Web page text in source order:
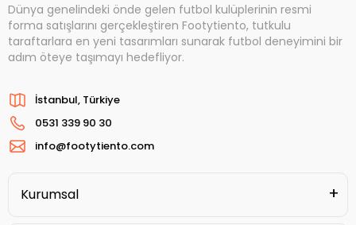
Dünya genelindeki önde gelen futbol kulüplerinin resmi
forma satışlarını gerçekleştiren Footytiento, tutkulu
taraftarlara en yeni tasarımları sunarak futbol deneyimini bir
adım öteye taşımayı hedefliyor.
İstanbul, Türkiye
0531 339 90 30
info@footytiento.com
Kurumsal